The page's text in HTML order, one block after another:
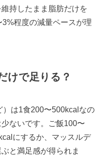
持したまま脂肪だけを
程度の減量ペースが理
けで足りる？
は1食200〜500kcalなの
ないです。ご飯100〜
にするか、マッスルデ
と満足感が得られま